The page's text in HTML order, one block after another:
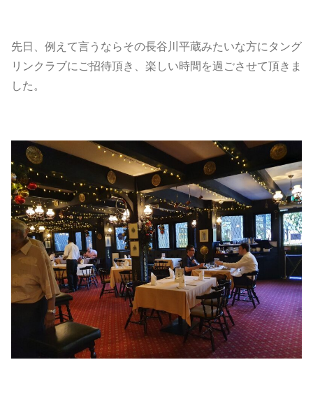
先日、例えて言うならその長谷川平蔵みたいな方にタング
リンクラブにご招待頂き、楽しい時間を過ごさせて頂きま
した。